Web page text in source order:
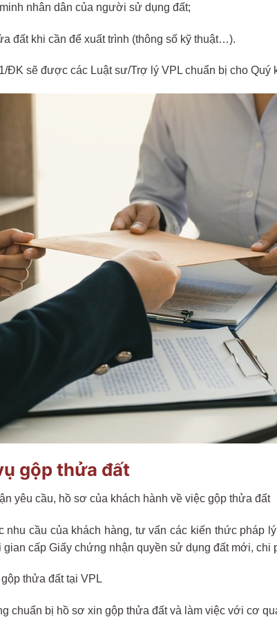
nhân dân của người sử dụng đất;
đất khi cần để xuất trình (thông số kỹ thuật…).
ĐK sẽ được các Luật sư/Trợ lý VPL chuẩn bị cho Quý
gộp thửa đất
yêu cầu, hồ sơ của khách hành về việc gộp thửa đất
cầu của khách hàng, tư vấn các kiến thức pháp
cấp Giấy chứng nhận quyền sử dụng đất mới,
thửa đất tại VPL
chuẩn bị hồ sơ xin gộp thửa đất và làm việc với cơ